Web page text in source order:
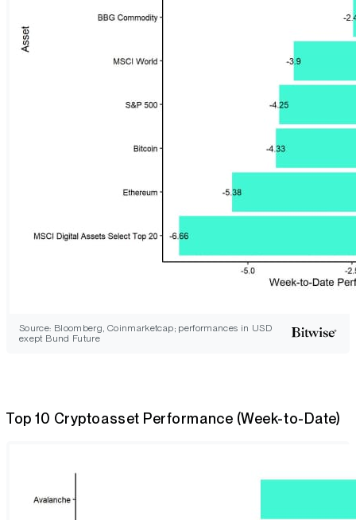
Source: Bloomberg, Coinmarketcap; performances in USD
exept Bund Future
Top 10 Cryptoasset Performance (Week-to-Date)